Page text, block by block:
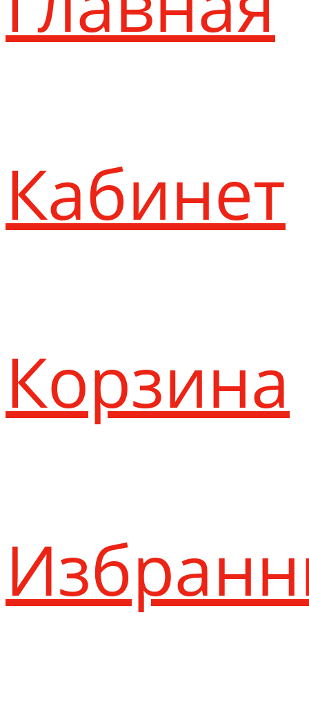
Кабинет
Корзина